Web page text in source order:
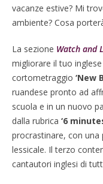
vacanze estive? Mi
ambiente? Cosa
La sezione Watch and
migliorare il tuo
cortometraggio ‘New
ruandese pronto ad
scuola e in un nuovo
dalla rubrica ‘6
procrastinare, con
lessicale. Il terzo
cantautori inglesi di